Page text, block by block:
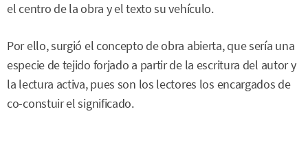
el centro de la obra y el texto su vehículo.
Por ello, surgió el concepto de obra abierta, que sería una
especie de tejido forjado a partir de la escritura del autor y
la lectura activa, pues son los lectores los encargados de
co-constuir el significado.